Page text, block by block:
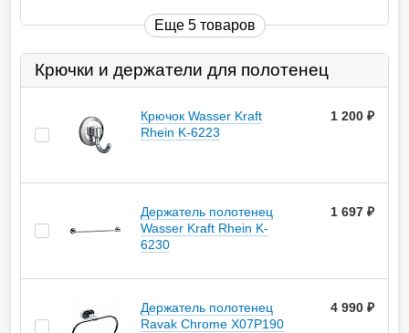
Еще 5 товаров
Крючки и держатели для полотенец
Крючок Wasser Kraft
Rhein K-6223
1 200
Держатель полотенец
Wasser Kraft Rhein K-
6230
1 697
Держатель полотенец
Ravak Chrome X07P190
4 990